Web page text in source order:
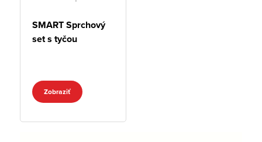
SMART Sprchový
set s tyčou
Zobraziť